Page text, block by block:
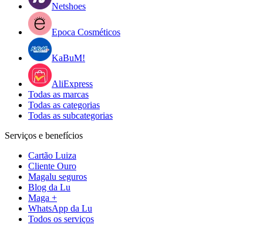
Netshoes
Epoca Cosméticos
KaBuM!
AliExpress
Todas as marcas
Todas as categorias
Todas as subcategorias
Serviços e benefícios
Cartão Luiza
Cliente Ouro
Magalu seguros
Blog da Lu
Maga +
WhatsApp da Lu
Todos os serviços